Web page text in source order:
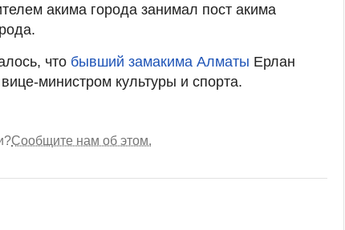
акима города занимал пост акима
что бывший замакима Алматы Ерлан
министром культуры и спорта.
Сообщите нам об этом.